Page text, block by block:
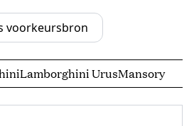
voorkeursbron
Lamborghini UrusMansory